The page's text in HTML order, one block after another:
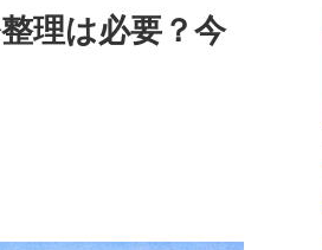
理は必要？今